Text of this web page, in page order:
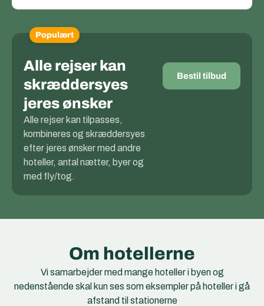
Populært
Alle rejser kan
skræddersyes
jeres ønsker
Alle rejser kan tilpasses,
kombineres og skræddersyes
efter jeres ønsker med andre
hoteller, antal nætter, byer og
med fly/tog.
Bestil tilbud
Om hotellerne
Vi samarbejder med mange hoteller i byen og
nedenstående skal kun ses som eksempler på hoteller i gå
afstand til stationerne